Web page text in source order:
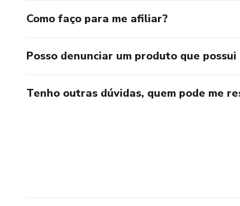
Como faço para me afiliar?
Posso denunciar um produto que
Tenho outras dúvidas, quem pode me